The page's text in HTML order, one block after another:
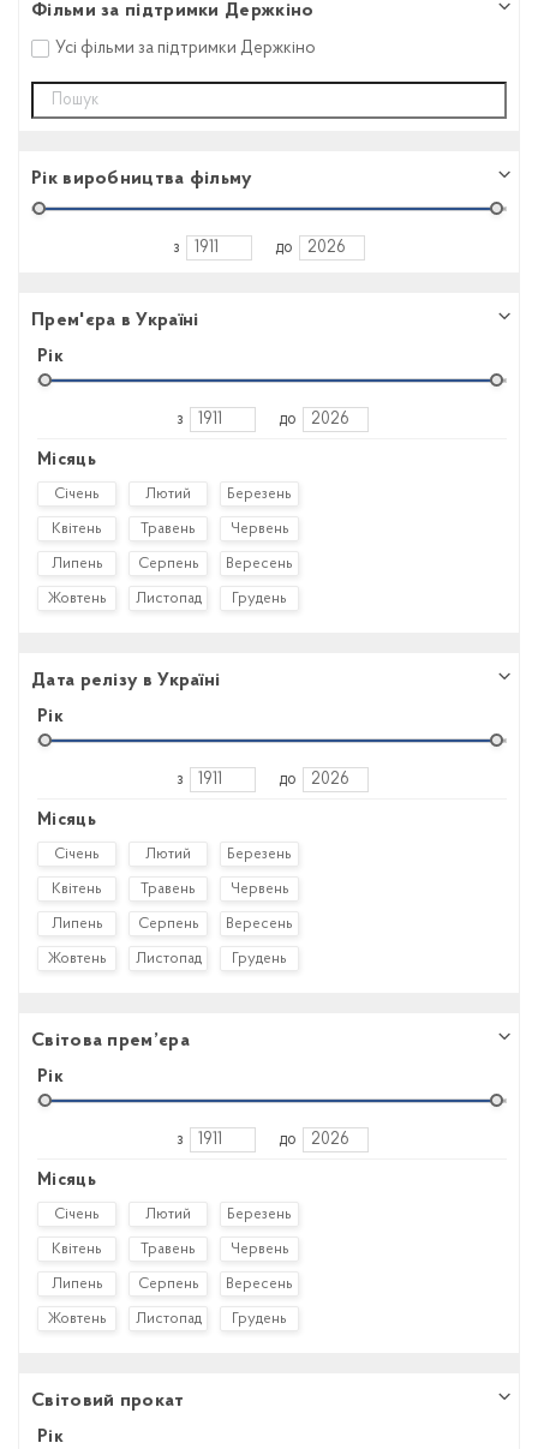
Фільми за підтримки Держкіно
Усі фільми за підтримки Держкіно
Рік виробництва фільму
з до
Прем'єра в Україні
Рік
з до
Місяць
Січень Лютий Березень
Квітень Травень Червень
Липень Серпень Вересень
Жовтень Листопад Грудень
Дата релізу в Україні
Рік
з до
Місяць
Січень Лютий Березень
Квітень Травень Червень
Липень Серпень Вересень
Жовтень Листопад Грудень
Світова прем’єра
Рік
з до
Місяць
Січень Лютий Березень
Квітень Травень Червень
Липень Серпень Вересень
Жовтень Листопад Грудень
Світовий прокат
Рік